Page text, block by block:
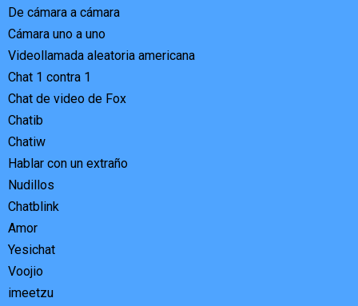
De cámara a cámara
Cámara uno a uno
Videollamada aleatoria americana
Chat 1 contra 1
Chat de video de Fox
Chatib
Chatiw
Hablar con un extraño
Nudillos
Chatblink
Amor
Yesichat
Voojio
imeetzu